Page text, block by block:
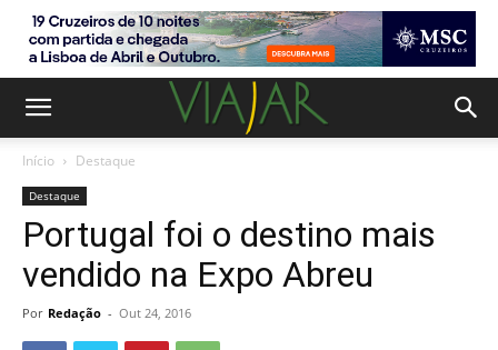
Início Destaque
Destaque
Portugal foi o destino mais
vendido na Expo Abreu
Por Redação - Out 24, 2016